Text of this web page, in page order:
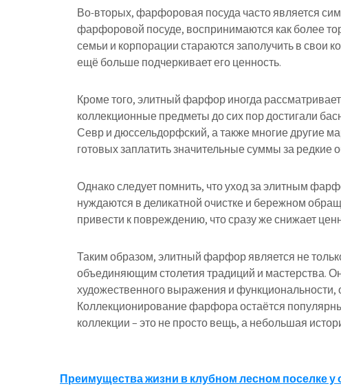
Во-вторых, фарфоровая посуда часто является
фарфоровой посуде, воспринимаются как более
семьи и корпорации стараются заполучить в свои
ещё больше подчеркивает его ценность.
Кроме того, элитный фарфор иногда
коллекционные предметы до сих пор достигали
Севр и дюссельдорфский, а также многие другие
готовых заплатить значительные суммы за редкие
Однако следует помнить, что уход за элитным
нуждаются в деликатной очистке и бережном
привести к повреждению, что сразу же снижает
Таким образом, элитный фарфор является не
объединяющим столетия традиций и мастерства.
художественного выражения и функциональности,
Коллекционирование фарфора остаётся
коллекции – это не просто вещь, а небольшая
Преимущества жизни в клубном лесном поселке